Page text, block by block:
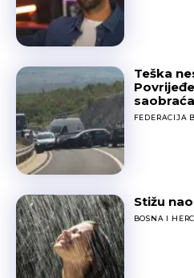
Teška
FEDERACIJA
Stižu
BOSNA I